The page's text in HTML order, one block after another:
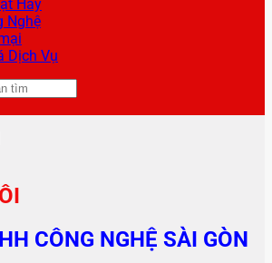
Hay
Nghệ
Dịch Vụ
CÔNG NGHỆ SÀI GÒN